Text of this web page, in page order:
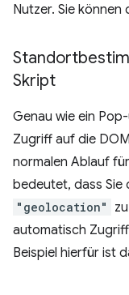
Nutzer. Sie können
Skript
Genau wie ein
Zugriff auf die
normalen Ablauf
bedeutet, dass Sie
"geolocation"
automatisch
Beispiel hierfür ist